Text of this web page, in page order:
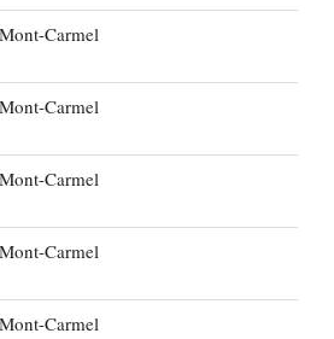
Carmel
Carmel
Carmel
Carmel
Carmel